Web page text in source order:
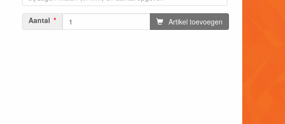
Aantal Artikel toevoegen